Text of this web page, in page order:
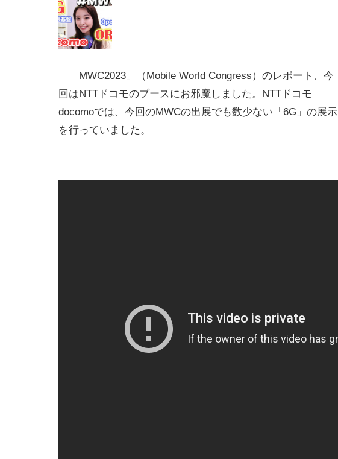
「MWC2023」（Mobile World Congress）のレポート、今
回はNTTドコモのブースにお邪魔しました。NTTドコモ
docomoでは、今回のMWCの出展でも数少ない「6G」の展示
を行っていました。